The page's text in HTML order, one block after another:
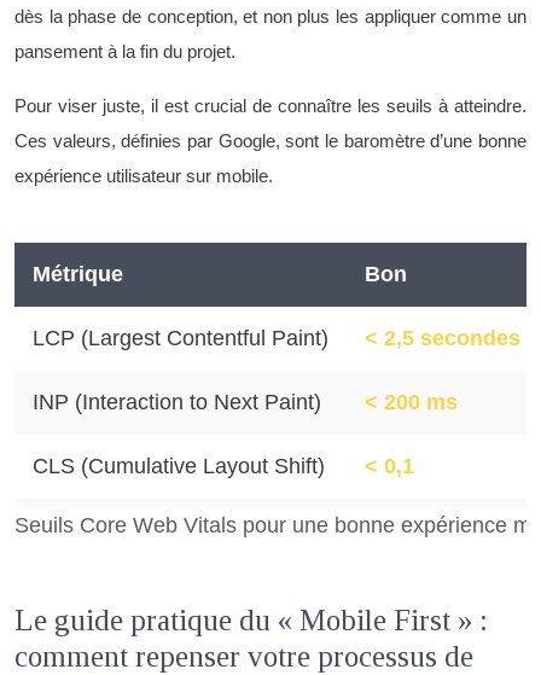
dès la phase de conception, et non plus les appliquer comme un
pansement à la fin du projet.
Pour viser juste, il est crucial de connaître les seuils à atteindre.
Ces valeurs, définies par Google, sont le baromètre d’une bonne
expérience utilisateur sur mobile.
Seuils Core Web Vitals pour une bonne expérience
Métrique Bon
LCP (Largest Contentful Paint) < 2,5 secondes
INP (Interaction to Next Paint) < 200 ms
CLS (Cumulative Layout Shift) < 0,1
Le guide pratique du « Mobile First » :
comment repenser votre processus de